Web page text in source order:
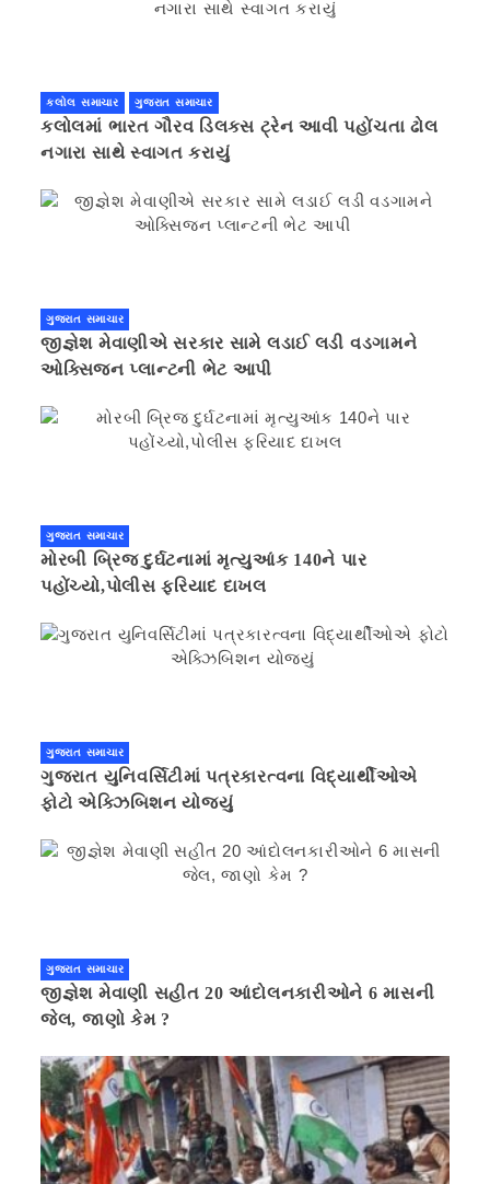
કલોલ સમાચાર ગુજરાત સમાચાર
કલોલમાં ભારત ગૌરવ ડિલક્સ ટ્રેન આવી પહોંચતા ઢોલ
નગારા સાથે સ્વાગત કરાયું
ગુજરાત સમાચાર
જીજ્ઞેશ મેવાણીએ સરકાર સામે લડાઈ લડી વડગામને
ઓક્સિજન પ્લાન્ટની ભેટ આપી
ગુજરાત સમાચાર
મોરબી બ્રિજ દુર્ઘટનામાં મૃત્યુઆંક 140ને પાર
પહોંચ્યો,પોલીસ ફરિયાદ દાખલ
ગુજરાત સમાચાર
ગુજરાત યુનિવર્સિટીમાં પત્રકારત્વના વિદ્યાર્થીઓએ
ફોટો એક્ઝિબિશન યોજ્યું
ગુજરાત સમાચાર
જીજ્ઞેશ મેવાણી સહીત 20 આંદોલનકારીઓને 6 માસની
જેલ, જાણો કેમ ?